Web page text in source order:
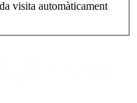
visita automàticament